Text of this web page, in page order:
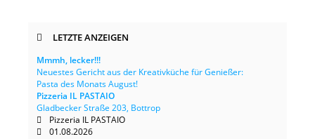
LETZTE ANZEIGEN
Mmmh, lecker!!!
Neuestes Gericht aus der Kreativküche für Genießer:
Pasta des Monats August!
Pizzeria IL PASTAIO
Gladbecker Straße 203, Bottrop
Pizzeria IL PASTAIO
01.08.2026